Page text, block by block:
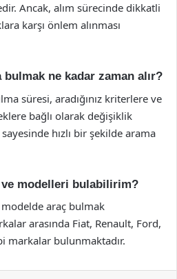
Ancak, alım sürecinde dikkatli
karşı önlem alınması
ne kadar zaman alır?
süresi, aradığınız kriterlere ve
bağlı olarak değişiklik
hızlı bir şekilde arama
ve modelleri bulabilirim?
araç bulmak
arasında Fiat, Renault, Ford,
markalar bulunmaktadır.